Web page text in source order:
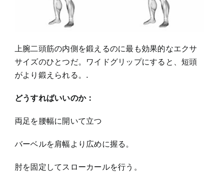
上腕二頭筋の内側を鍛えるのに最も効果的なエクサ
サイズのひとつだ。ワイドグリップにすると、短頭
がより鍛えられる。.
どうすればいいのか：
両足を腰幅に開いて立つ
バーベルを肩幅より広めに握る。
肘を固定してスローカールを行う。